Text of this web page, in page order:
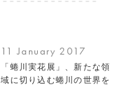
11 January 2017
「蜷川実花展」、新たな領
域に切り込む蜷川の世界を